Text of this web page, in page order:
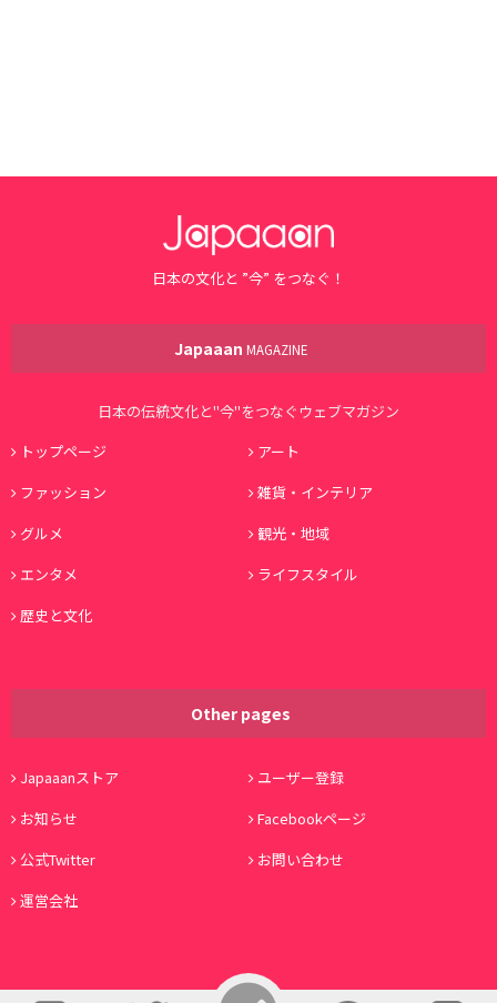
日本の文化と ”今” をつなぐ！
Japaaan MAGAZINE
日本の伝統文化と"今"をつなぐウェブマガジン
トップページ
アート
ファッション
雑貨・インテリア
グルメ
観光・地域
エンタメ
ライフスタイル
歴史と文化
Other pages
Japaaanストア
ユーザー登録
お知らせ
Facebookページ
公式Twitter
お問い合わせ
運営会社